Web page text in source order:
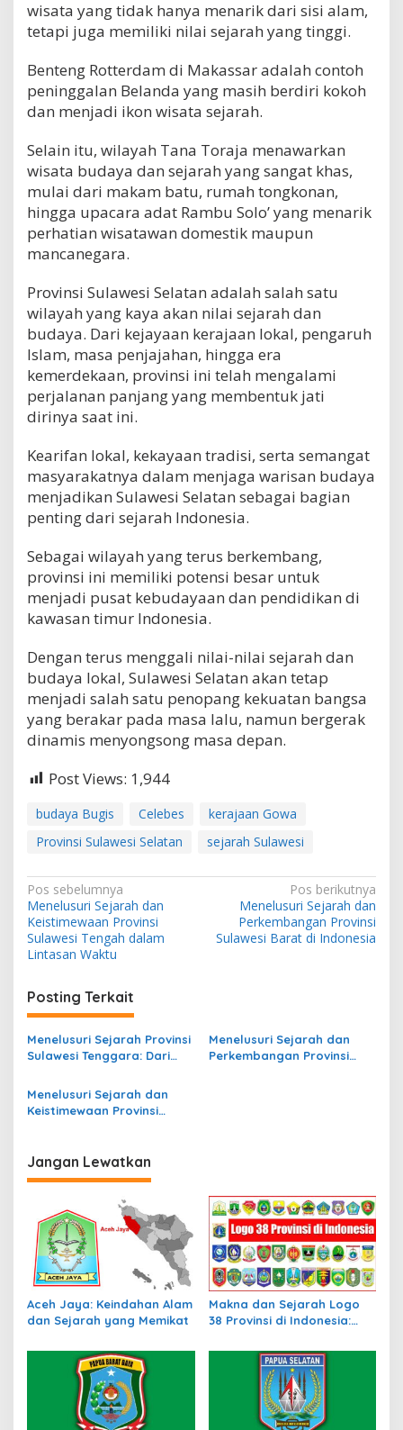
wisata yang tidak hanya menarik dari sisi alam,
tetapi juga memiliki nilai sejarah yang tinggi.
Benteng Rotterdam di Makassar adalah contoh
peninggalan Belanda yang masih berdiri kokoh
dan menjadi ikon wisata sejarah.
Selain itu, wilayah Tana Toraja menawarkan
wisata budaya dan sejarah yang sangat khas,
mulai dari makam batu, rumah tongkonan,
hingga upacara adat Rambu Solo’ yang menarik
perhatian wisatawan domestik maupun
mancanegara.
Provinsi Sulawesi Selatan adalah salah satu
wilayah yang kaya akan nilai sejarah dan
budaya. Dari kejayaan kerajaan lokal, pengaruh
Islam, masa penjajahan, hingga era
kemerdekaan, provinsi ini telah mengalami
perjalanan panjang yang membentuk jati
dirinya saat ini.
Kearifan lokal, kekayaan tradisi, serta semangat
masyarakatnya dalam menjaga warisan budaya
menjadikan Sulawesi Selatan sebagai bagian
penting dari sejarah Indonesia.
Sebagai wilayah yang terus berkembang,
provinsi ini memiliki potensi besar untuk
menjadi pusat kebudayaan dan pendidikan di
kawasan timur Indonesia.
Dengan terus menggali nilai-nilai sejarah dan
budaya lokal, Sulawesi Selatan akan tetap
menjadi salah satu penopang kekuatan bangsa
yang berakar pada masa lalu, namun bergerak
dinamis menyongsong masa depan.
Post Views: 1,944
budaya Bugis Celebes
kerajaan Gowa
Provinsi Sulawesi Selatan
sejarah Sulawesi
N
a
v
g
a
s
p
o
Pos sebelumnya
Menelusuri Sejarah dan
Keistimewaan Provinsi
Sulawesi Tengah dalam
Lintasan Waktu
Pos berikutnya
Menelusuri Sejarah dan
Perkembangan Provinsi
Sulawesi Barat di Indonesia
Posting Terkait
Menelusuri Sejarah Provinsi
Sulawesi Tenggara: Dari
Modern
Menelusuri Sejarah dan
Perkembangan Provinsi
Menelusuri Sejarah dan
Keistimewaan Provinsi
Jangan Lewatkan
Aceh Jaya: Keindahan Alam
dan Sejarah yang Memikat
Makna dan Sejarah Logo
38 Provinsi di Indonesia: